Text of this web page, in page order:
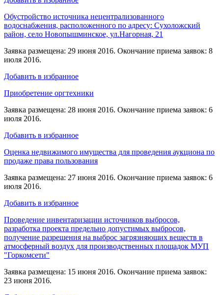
Обустройство источника нецентрализованного
водоснабжения, расположенного по адресу: Сухоложский
район, село Новопышминское, ул.Нагорная, 21
Заявка размещена: 29 июня 2016. Окончание приема заявок: 8
июля 2016.
Добавить в избранное
Приобретение оргтехники
Заявка размещена: 28 июня 2016. Окончание приема заявок: 6
июля 2016.
Добавить в избранное
Оценка недвижимого имущества для проведения аукциона по
продаже права пользования
Заявка размещена: 27 июня 2016. Окончание приема заявок: 6
июля 2016.
Добавить в избранное
Проведение инвентаризации источников выбросов,
разработка проекта предельно допустимых выбросов,
получение разрешения на выброс загрязняющих веществ в
атмосферный воздух для производственных площадок МУП
"Горкомсети"
Заявка размещена: 15 июня 2016. Окончание приема заявок:
23 июня 2016.